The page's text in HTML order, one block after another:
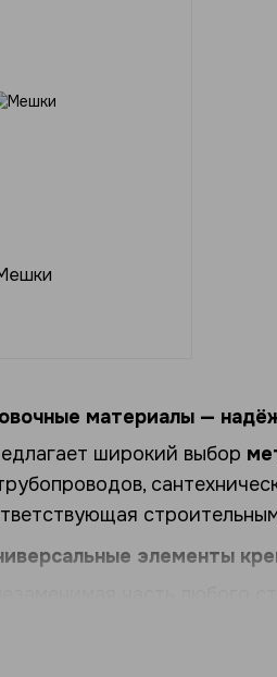
материалы —
широкий выбор
элементы